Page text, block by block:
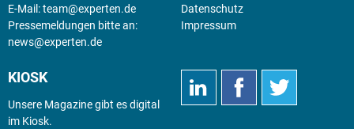
E-Mail:team@experten.de
Pressemeldungen bitte an:
news@experten.de
Datenschutz
Impressum
KIOSK
Unsere Magazine gibt es digital
im Kiosk.